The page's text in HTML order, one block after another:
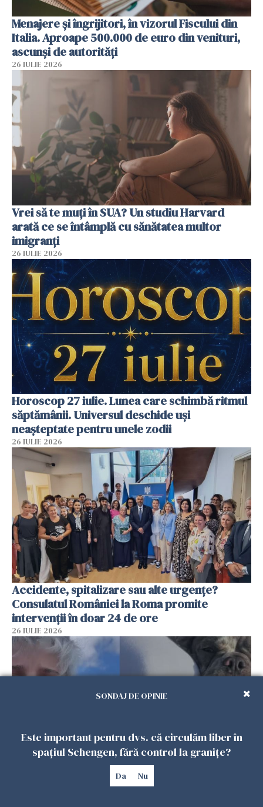
Menajere și îngrijitori, în vizorul Fiscului din
Italia. Aproape 500.000 de euro din venituri,
ascunși de autorități
26 IULIE 2026
Vrei să te muți în SUA? Un studiu Harvard
arată ce se întâmplă cu sănătatea multor
imigranți
26 IULIE 2026
Horoscop 27 iulie. Lunea care schimbă ritmul
săptămânii. Universul deschide uși
neașteptate pentru unele zodii
26 IULIE 2026
Accidente, spitalizare sau alte urgențe?
Consulatul României la Roma promite
intervenții în doar 24 de ore
26 IULIE 2026
Ce a pățit o româncă în timp ce își plimba
SONDAJ DE OPINIE
Este important pentru dvs. că circulăm liber în
spațiul Schengen, fără control la granițe?
Da Nu